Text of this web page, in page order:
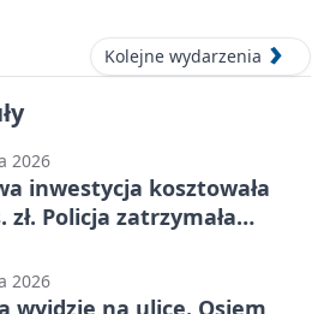
Kolejne wydarzenia
2026
inwestycja kosztowała
zł. Policja zatrzymała
2026
wyjdzie na ulice. Osiem